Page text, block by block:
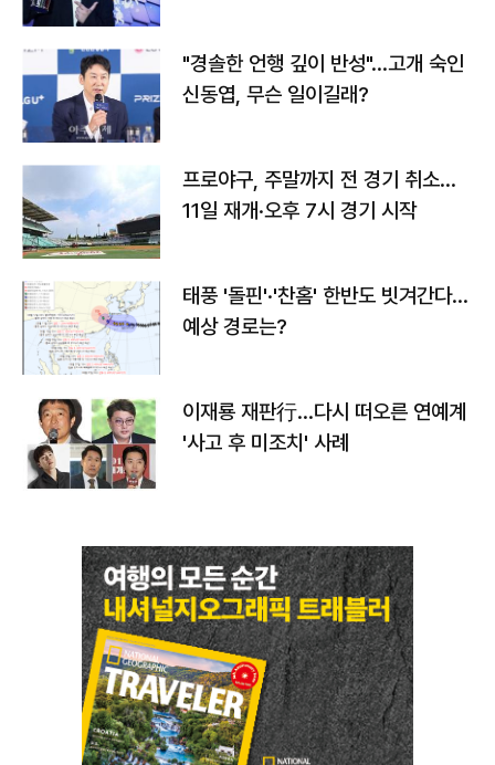
"경솔한 언행 깊이 반성"…고개 숙인
신동엽, 무슨 일이길래?
프로야구, 주말까지 전 경기 취소…
11일 재개·오후 7시 경기 시작
태풍 '돌핀'·'찬홈' 한반도 빗겨간다…
예상 경로는?
이재룡 재판行…다시 떠오른 연예계
'사고 후 미조치' 사례